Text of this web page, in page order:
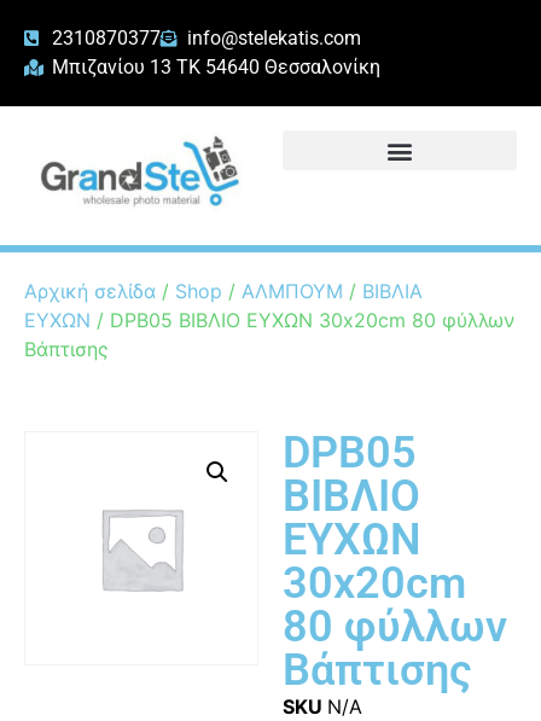
2310870377
info@stelekatis.com
Μπιζανίου 13 ΤΚ 54640 Θεσσαλονίκη
Αρχική σελίδα / Shop / ΑΛΜΠΟΥΜ / ΒΙΒΛΙΑ
ΕΥΧΩΝ / DPB05 ΒΙΒΛΙΟ ΕΥΧΩΝ 30x20cm 80 φύλλων
Βάπτισης
DPB05
ΒΙΒΛΙΟ
ΕΥΧΩΝ
30x20cm
80 φύλλων
Βάπτισης
SKU N/A